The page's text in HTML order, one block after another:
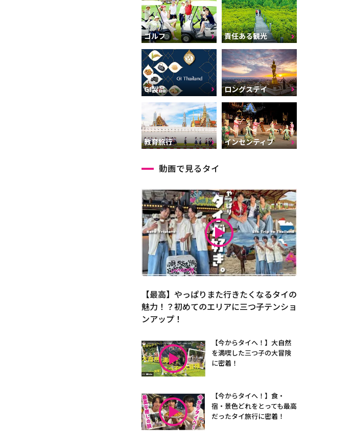
ゴルフ 責任ある観光
GI製品 ロングステイ
教育旅行 インセンティブ
動画で見るタイ
【最高】やっぱりまた行きたくなるタイの
魅力！？初めてのエリアに三つ子テンショ
ンアップ！
【今からタイへ！】大自然
を満喫した三つ子の大冒険
に密着！
【今からタイへ！】食・
宿・景色どれをとっても最高
だったタイ旅行に密着！